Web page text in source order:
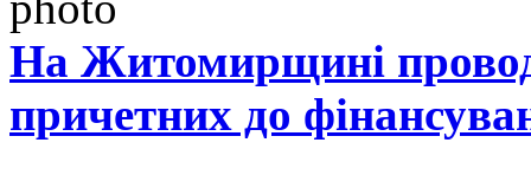
На Житомирщині
причетних до